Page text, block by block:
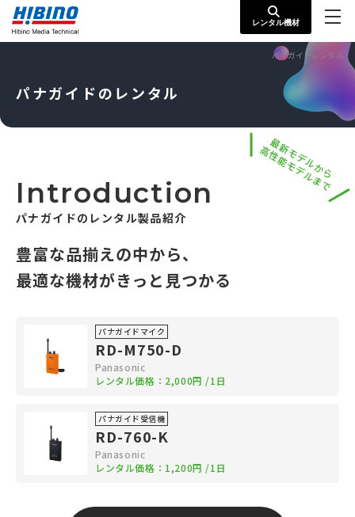
レンタル機材
パナガイドレンタル
パナガイドのレンタル
最新モデルから
高性能モデルまで
Introduction
パナガイドのレンタル製品紹介
豊富な品揃えの中から、
最適な機材がきっと見つかる
パナガイドマイク
RD-M750-D
Panasonic
レンタル価格： 2,000円 /1日
パナガイド受信機
RD-760-K
Panasonic
レンタル価格： 1,200円 /1日